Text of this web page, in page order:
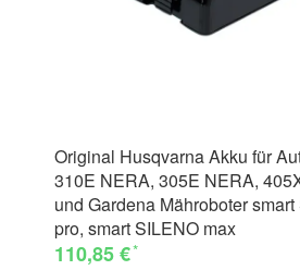
Original Husqvarna Akku für
310E NERA, 305E NERA,
und Gardena Mähroboter
pro, smart SILENO max
110,85 €*